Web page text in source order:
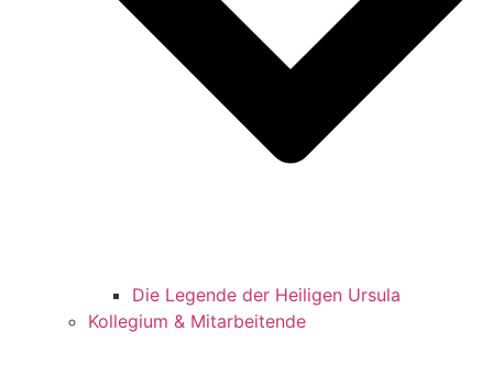
Die Legende der Heiligen Ursula
Kollegium & Mitarbeitende